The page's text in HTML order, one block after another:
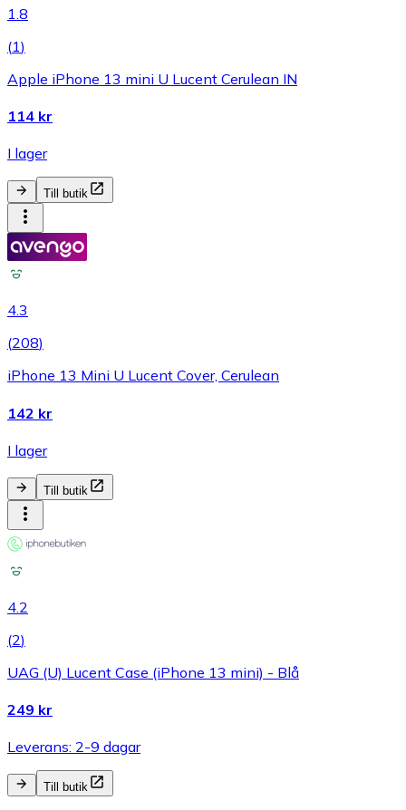
1.8
(1)
Apple iPhone 13 mini U Lucent Cerulean IN
114 kr
I lager
Till butik
4.3
(208)
iPhone 13 Mini U Lucent Cover, Cerulean
142 kr
I lager
Till butik
4.2
(2)
UAG (U) Lucent Case (iPhone 13 mini) - Blå
249 kr
Leverans: 2-9 dagar
Till butik